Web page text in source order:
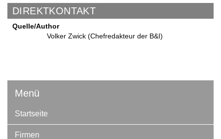
DIREKTKONTAKT
Quelle/Author
Volker Zwick (Chefredakteur der B&I)
Menü
Startseite
Firmen